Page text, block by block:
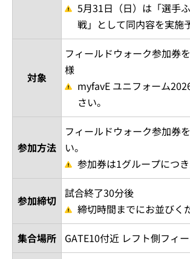
5月31日（日）は「選手
戦」として同内容を実施
対象
フィールドウォーク参加券
様
myfavE ユニフォーム
さい。
参加方法
フィールドウォーク参加券
い。
参加券は1グループにつき
参加締切
試合終了30分後
締切時間までにお並びく
集合場所
GATE10付近 レフト側フィ